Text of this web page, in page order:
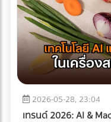
ของโครงการที่ประเมิน
ลุ่มต่ำ ไม่ได้สร้างความเ
แต่ทุกชั่วโมงที่รถขุดหรือ
ค่าแรงคนงานที่เสียเปล่า
เสี่ยงที่จะโดนค่าปรับจาก
ลงทุนวางระบบระบายน้ำ
ความเสี่ยงที่คุ้มค่าที่สุด กรณีศึกษาจำลอง: การวางระบบระบาย
น้ำพื้นที่ก่อสร้าง ในการ
2026-05-28, 23:04
เทรนด์ 2026: AI &